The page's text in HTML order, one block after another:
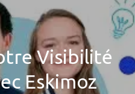
Visibilité
Eskimoz